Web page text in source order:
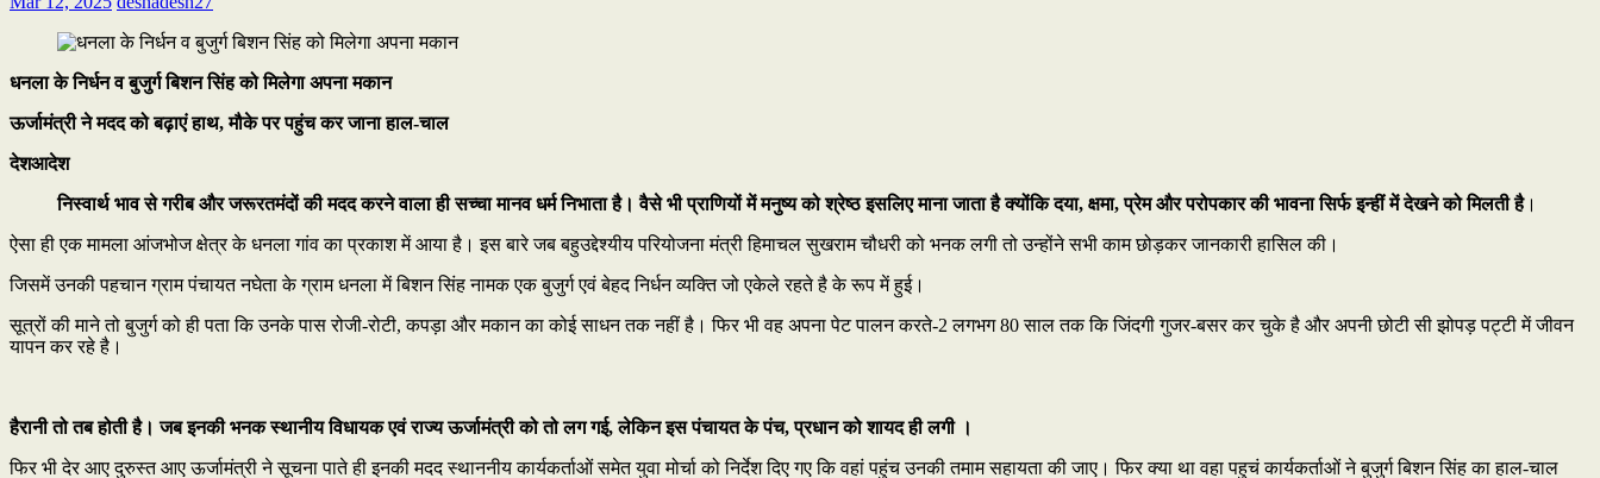
धनला के निर्धन व बुजुर्ग बिशन सिंह को मिलेगा अपना मकान
ऊर्जामंत्री ने मदद को बढ़ाएं हाथ, मौके पर पहुंच कर जाना हाल-चाल
देशआदेश
निस्वार्थ भाव से गरीब और जरूरतमंदों की मदद करने वाला ही सच्चा मानव धर्म निभाता है। वैसे भी प्राणियों में मनुष्य को श्रेष्ठ इसलिए माना जाता है क्योंकि दया, क्षमा, प्रेम और परोपकार की भावना सिर्फ इन्हीं में देखने को मिलती है।
ऐसा ही एक मामला आंजभोज क्षेत्र के धनला गांव का प्रकाश में आया है। इस बारे जब बहुउद्देश्यीय परियोजना मंत्री हिमाचल सुखराम चौधरी को भनक लगी तो उन्होंने सभी काम छोड़कर जानकारी हासिल की।
जिसमें उनकी पहचान ग्राम पंचायत नघेता के ग्राम धनला में बिशन सिंह नामक एक बुजुर्ग एवं बेहद निर्धन व्यक्ति जो एकेले रहते है के रूप में हुई।
सूत्रों की माने तो बुजुर्ग को ही पता कि उनके पास रोजी-रोटी, कपड़ा और मकान का कोई साधन तक नहीं है। फिर भी वह अपना पेट पालन करते-2 लगभग 80 साल तक कि जिंदगी गुजर-बसर कर चुके है और अपनी छोटी सी झोपड़ पट्टी में जीवन
यापन कर रहे है।
हैरानी तो तब होती है। जब इनकी भनक स्थानीय विधायक एवं राज्य ऊर्जामंत्री को तो लग गई, लेकिन इस पंचायत के पंच, प्रधान को शायद ही लगी ।
फिर भी देर आए दुरुस्त आए ऊर्जामंत्री ने सूचना पाते ही इनकी मदद स्थाननीय कार्यकर्ताओं समेत युवा मोर्चा को निर्देश दिए गए कि वहां पहुंच उनकी तमाम सहायता की जाए। फिर क्या था वहा पहुचं कार्यकर्ताओं ने बुजुर्ग बिशन सिंह का हाल-चाल